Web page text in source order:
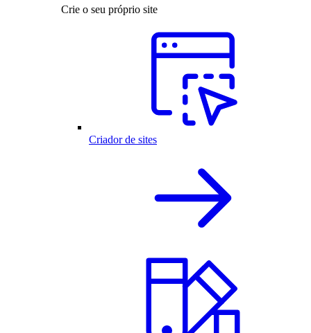
Crie o seu próprio site
Criador de sites